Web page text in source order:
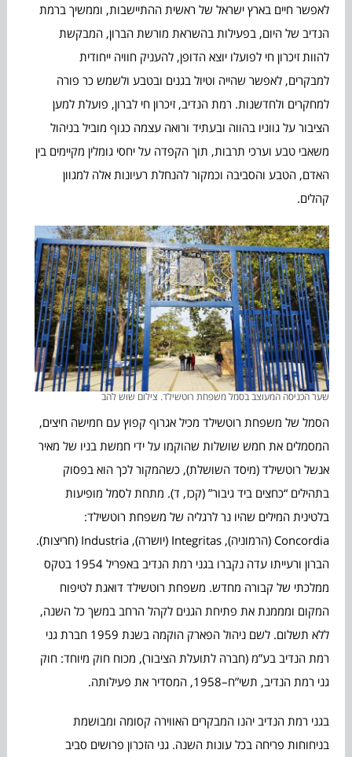
לאפשר חיים בארץ ישראל של ראשית ההתיישבות, וממשיך ברמת
הנדיב של היום, בפעילות בהשראת מורשת הברון, המבקשת
להוות זיכרון חי לפועלו יוצא הדופן, להעניק חוויה ייחודית
למבקרים, לאפשר שהייה וטיול בגנים ובטבע ולשמש כר פורה
למחקרים ולחדשנות. רמת הנדיב, זיכרון חי לברון, פועלת למען
הציבור על גווניו בהווה ובעתיד ורואה עצמה כגוף מוביל בניהול
משאבי טבע וערכי תרבות, תוך הקפדה על יחסי גומלין מקיימים בין
האדם, הטבע והסביבה וכמקור להנחלת רעיונות אלה למגוון
קהלים.
שער הכניסה המעוצב בסמל משפחת רוטשילד. צילום שוש להב
הסמל של משפחת רוטשילד מכיל אגרוף קפוץ עם חמישה חיצים,
המסמלים את חמש שושלות שהוקמו על ידי חמשת בניו של מאיר
אנשל רוטשילד (מיסד השושלת), כשהמקור לכך הוא בפסוק
בתהילים “כחצים ביד גיבור” (קכז, ד). מתחת לסמל מופיעות
בלטינית המילים שהיו נר לרגליה של משפחת רוטשילד:
Concordia (הרמוניה), Integritas (יושרה), Industria (חריצות).
הברון ורעייתו עדה נקברו בגני רמת הנדיב באפריל 1954 בטקס
ממלכתי של קבורה מחדש. משפחת רוטשילד דואגת לטיפוח
המקום ומממנת את פתיחת הגנים לקהל הרחב במשך כל השנה,
ללא תשלום. לשם ניהול הפארק הוקמה בשנת 1959 חברת גני
רמת הנדיב בע”מ (חברה לתועלת הציבור), מכוח חוק מיוחד: חוק
גני רמת הנדיב, תשי”ח–1958, המסדיר את פעילותה.
בגני רמת הנדיב יהנו המבקרים האווירה קסומה ומבושמת
בניחוחות פריחה בכל עונות השנה. גני הזכרון פרושים סביב